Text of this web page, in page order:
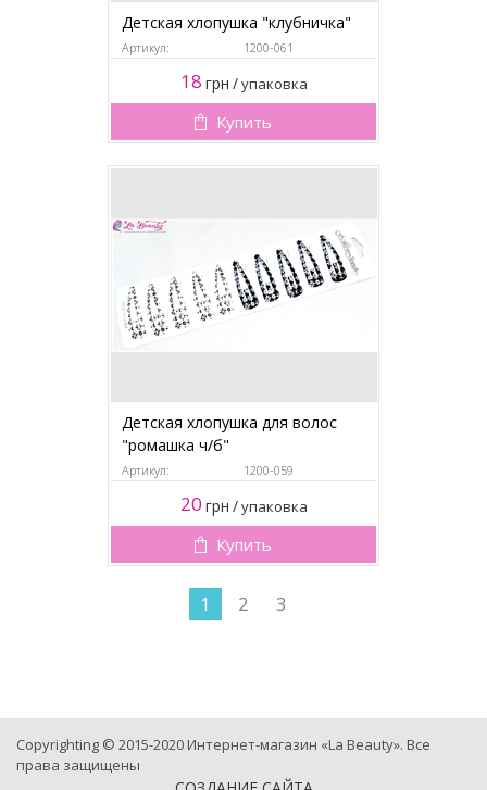
Детская хлопушка "клубничка"
Артикул: 1200-061
18 грн /упаковка
Купить
Детская хлопушка для волос
"ромашка ч/б"
Артикул: 1200-059
20 грн /упаковка
Купить
1 2 3
Copyrighting © 2015-2020 Интернет-магазин «La Beauty». Все
права защищены